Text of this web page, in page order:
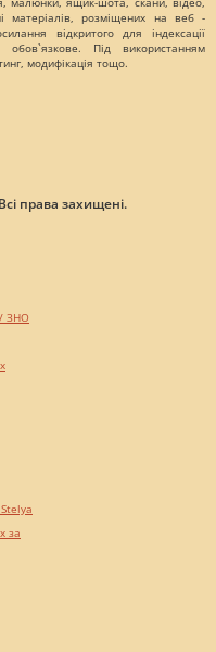
матеріалів, розміщених на веб -
відкритого для індексації
Під використанням
модифікація тощо.
права захищені.
ЗНО
за